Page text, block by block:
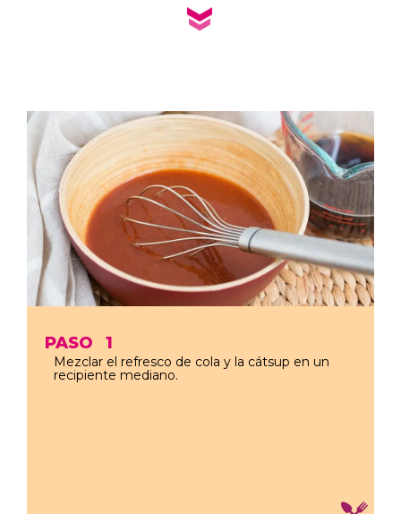
PASO 1
Mezclar el refresco de cola y la cátsup en un
recipiente mediano.